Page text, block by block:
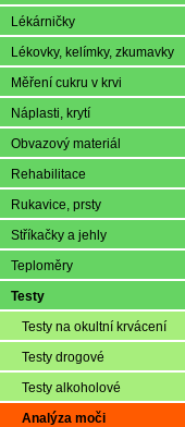
Lékárničky
Lékovky, kelímky, zkumavky
Měření cukru v krvi
Náplasti, krytí
Obvazový materiál
Rehabilitace
Rukavice, prsty
Stříkačky a jehly
Teploměry
Testy
Testy na okultní krvácení
Testy drogové
Testy alkoholové
Analýza moči